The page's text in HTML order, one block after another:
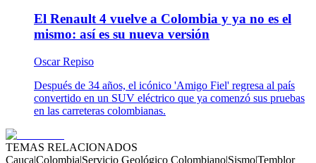
El Renault 4 vuelve a Colombia y ya no es el
mismo: así es su nueva versión
Oscar Repiso
Después de 34 años, el icónico 'Amigo Fiel' regresa al país
convertido en un SUV eléctrico que ya comenzó sus pruebas
en las carreteras colombianas.
TEMAS RELACIONADOS
Cauca|Colombia|Servicio Geológico Colombiano|Sismo|Temblor